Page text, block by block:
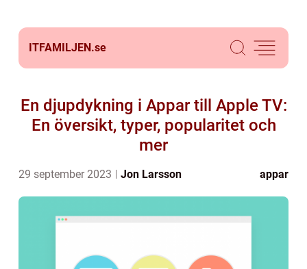
ITFAMILJEN.se
En djupdykning i Appar till Apple TV:
En översikt, typer, popularitet och
mer
29 september 2023 Jon Larsson appar